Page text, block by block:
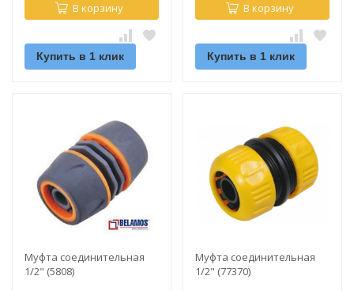
В корзину
Купить в 1 клик
В корзину
Купить в 1 клик
Муфта соединительная
1/2" (5808)
Муфта соединительная
1/2" (77370)